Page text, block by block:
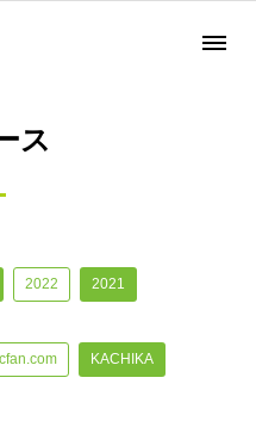
ス
2022 2021
KACHIKA